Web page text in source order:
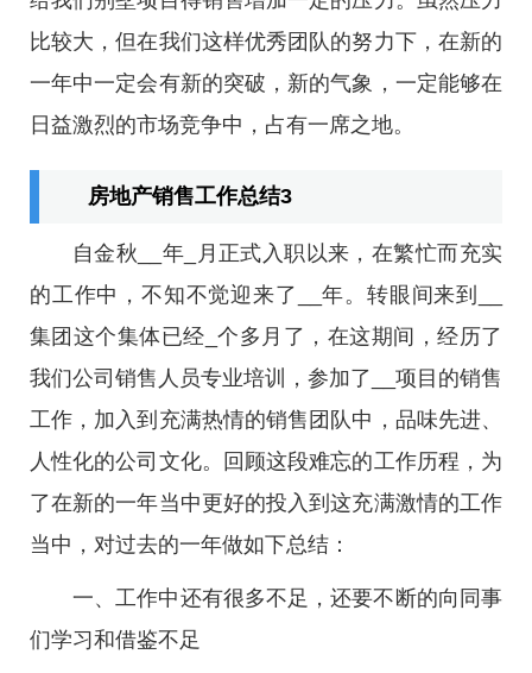
比较大，但在我们这样优秀团队的努力下，在新的
一年中一定会有新的突破，新的气象，一定能够在
日益激烈的市场竞争中，占有一席之地。
房地产销售工作总结3
自金秋__年_月正式入职以来，在繁忙而充实
的工作中，不知不觉迎来了__年。转眼间来到__
集团这个集体已经_个多月了，在这期间，经历了
我们公司销售人员专业培训，参加了__项目的销售
工作，加入到充满热情的销售团队中，品味先进、
人性化的公司文化。回顾这段难忘的工作历程，为
了在新的一年当中更好的投入到这充满激情的工作
当中，对过去的一年做如下总结：
一、工作中还有很多不足，还要不断的向同事
们学习和借鉴不足